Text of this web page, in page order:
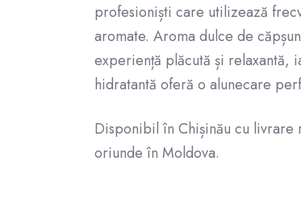
profesioniști care utilizează
aromate. Aroma dulce de
experiență plăcută și relaxantă,
hidratantă oferă o alunecare
Disponibil în Chișinău cu livrare
oriunde în Moldova.